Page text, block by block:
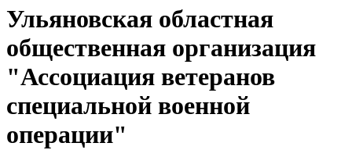
Ульяновская областная
общественная организация
"Ассоциация ветеранов
специальной военной
операции"